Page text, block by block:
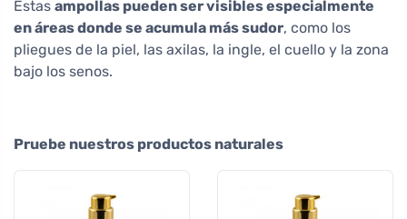
Estas ampollas pueden ser visibles especialmente
en áreas donde se acumula más sudor, como los
pliegues de la piel, las axilas, la ingle, el cuello y la zona
bajo los senos.
Pruebe nuestros productos naturales